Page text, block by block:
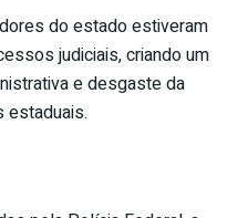
do estado estiveram
judiciais, criando um
e desgaste da
estaduais.